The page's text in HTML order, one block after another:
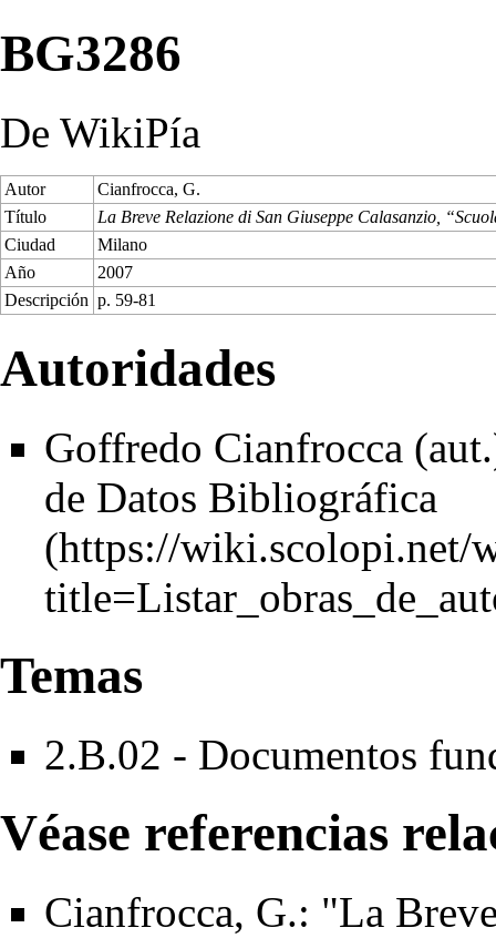
BG3286
De WikiPía
Autor
Cianfrocca, G.
Título
La Breve Relazione di San Giuseppe Calasanzio,
Ciudad
Milano
Año
2007
Descripción p. 59-81
Autoridades
Goffredo Cianfrocca
de Datos Bibliográfica
Temas
2.B.02 - Documentos
Véase referencias
Cianfrocca, G.: "La